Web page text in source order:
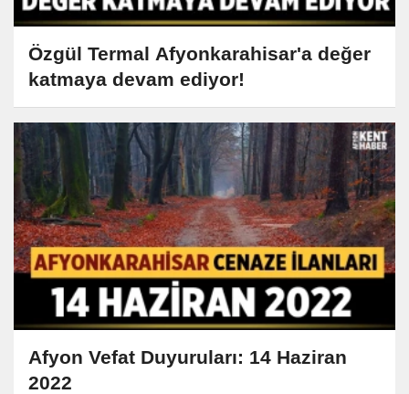
Özgül Termal Afyonkarahisar'a değer
katmaya devam ediyor!
Afyon Vefat Duyuruları: 14 Haziran
2022